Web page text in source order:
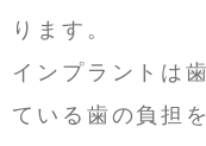
ります。
インプラントは
ている歯の負担